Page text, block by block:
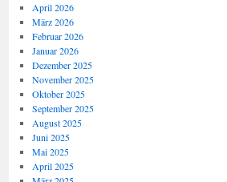
April 2026
März 2026
Februar 2026
Januar 2026
Dezember 2025
November 2025
Oktober 2025
September 2025
August 2025
Juni 2025
Mai 2025
April 2025